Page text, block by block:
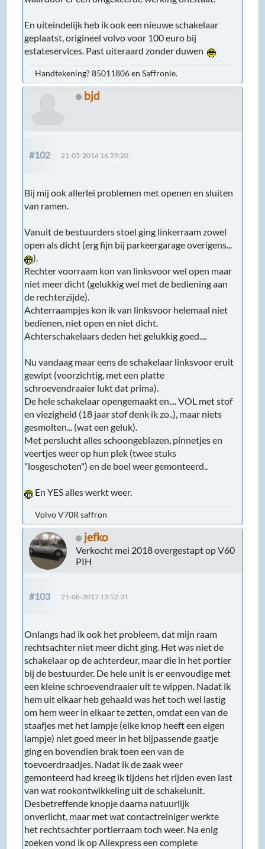
En uiteindelijk heb ik ook een nieuwe schakelaar
geplaatst, origineel volvo voor 100 euro bij
estateservices. Past uiteraard zonder duwen
Handtekening? 85011806 en Saffronie.
bjd
#102 21-05-2016 16:39:20
Bij mij ook allerlei problemen met openen en sluiten
van ramen.
Vanuit de bestuurders stoel ging linkerraam zowel
open als dicht (erg fijn bij parkeergarage overigens...
).
Rechter voorraam kon van linksvoor wel open maar
niet meer dicht (gelukkig wel met de bediening aan
de rechterzijde).
Achterraampjes kon ik van linksvoor helemaal niet
bedienen, niet open en niet dicht.
Achterschakelaars deden het gelukkig goed....
Nu vandaag maar eens de schakelaar linksvoor eruit
gewipt (voorzichtig, met een platte
schroevendraaier lukt dat prima).
De hele schakelaar opengemaakt en.... VOL met stof
en viezigheid (18 jaar stof denk ik zo..), maar niets
gesmolten... (wat een geluk).
Met perslucht alles schoongeblazen, pinnetjes en
veertjes weer op hun plek (twee stuks
"losgeschoten") en de boel weer gemonteerd..
En YES alles werkt weer.
Volvo V70R saffron
jefko
Verkocht mei 2018 overgestapt op V60
PIH
#103 21-08-2017 13:52:31
Onlangs had ik ook het probleem, dat mijn raam
rechtsachter niet meer dicht ging. Het was niet de
schakelaar op de achterdeur, maar die in het portier
bij de bestuurder. De hele unit is er eenvoudige met
een kleine schroevendraaier uit te wippen. Nadat ik
hem uit elkaar heb gehaald was het toch wel lastig
om hem weer in elkaar te zetten, omdat een van de
staafjes met het lampje (elke knop heeft een eigen
lampje) niet goed meer in het bijpassende gaatje
ging en bovendien brak toen een van de
toevoerdraadjes. Nadat ik de zaak weer
gemonteerd had kreeg ik tijdens het rijden even last
van wat rookontwikkeling uit de schakelunit.
Desbetreffende knopje daarna natuurlijk
onverlicht, maar met wat contactreiniger werkte
het rechtsachter portierraam toch weer. Na enig
zoeken vond ik op Aliexpress een complete